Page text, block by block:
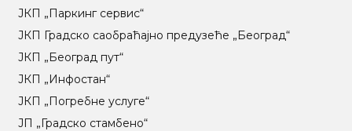
ЈКП „Паркинг сервис“
ЈКП Градско саобраћајно предузеће „Београд“
ЈКП „Београд пут“
ЈКП „Инфостан“
ЈКП „Погребне услуге“
ЈП „Градско стамбено“